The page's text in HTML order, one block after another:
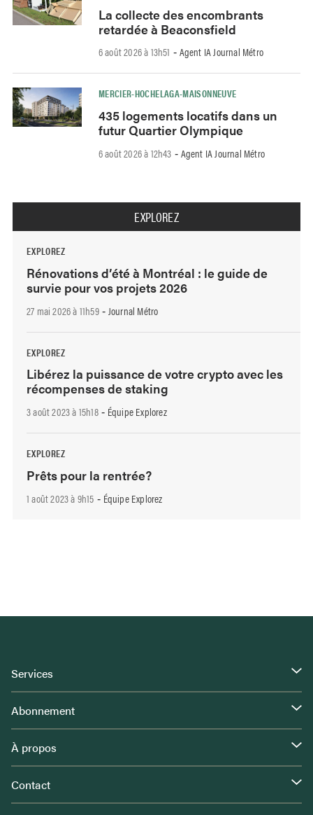
La collecte des encombrants
retardée à Beaconsfield
6 août 2026 à 13h51 - Agent IA Journal Métro
MERCIER-HOCHELAGA-MAISONNEUVE
435 logements locatifs dans un
futur Quartier Olympique
6 août 2026 à 12h43 - Agent IA Journal Métro
EXPLOREZ
EXPLOREZ
Rénovations d’été à Montréal : le guide de
survie pour vos projets 2026
27 mai 2026 à 11h59- Journal Métro
EXPLOREZ
Libérez la puissance de votre crypto avec les
récompenses de staking
3 août 2023 à 15h18- Équipe Explorez
EXPLOREZ
Prêts pour la rentrée?
1 août 2023 à 9h15 - Équipe Explorez
Services
Abonnement
À propos
Contact